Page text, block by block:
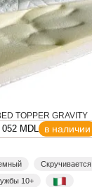
TOPPER GRAVITY
MDL в наличии
Скручивается
10+